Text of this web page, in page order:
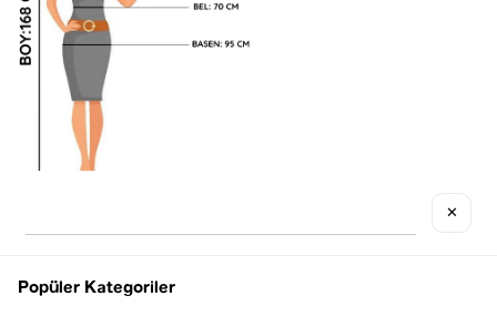
STD beden : 54 cm ( +/- 2 cm )
✕
Popüler Kategoriler